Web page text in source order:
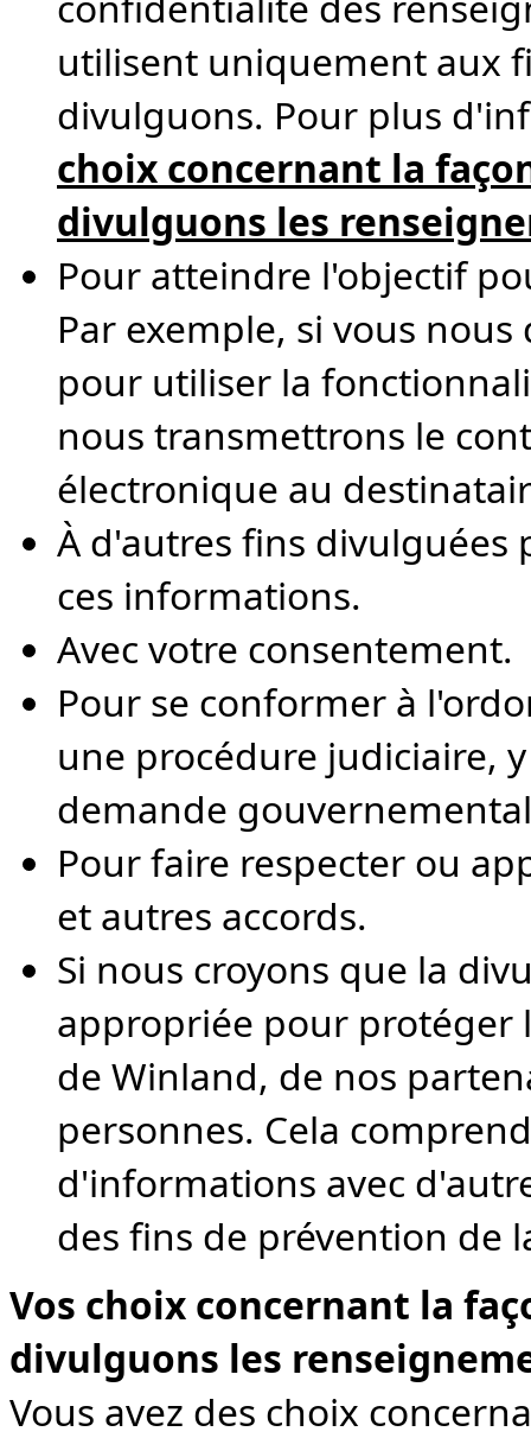
utilisent uniquement aux
divulguons. Pour plus
choix concernant la
divulguons les
Pour atteindre l'objectif
Par exemple, si vous
pour utiliser la
nous transmettrons le
électronique au
À d'autres fins divulguées
ces informations.
Avec votre consentement.
Pour se conformer à
une procédure judiciaire,
demande
Pour faire respecter ou
et autres accords.
Si nous croyons que la
appropriée pour protéger
de Winland, de nos
personnes. Cela
d'informations avec
des fins de prévention de
Vos choix concernant la
divulguons les
Vous avez des choix